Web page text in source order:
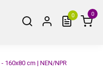
0 0
160x80 cm | NEN/NPR